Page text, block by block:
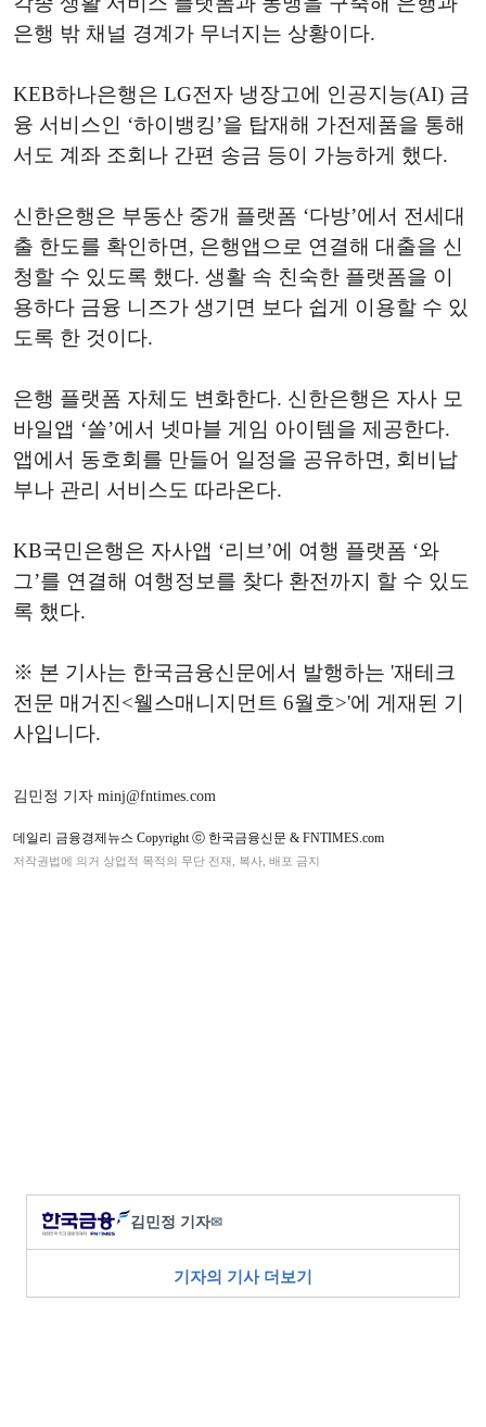
은행 밖 채널 경계가 무너지는 상황이다.
KEB하나은행은 LG전자 냉장고에 인공지능(AI) 금
융 서비스인 ‘하이뱅킹’을 탑재해 가전제품을 통해
서도 계좌 조회나 간편 송금 등이 가능하게 했다.
신한은행은 부동산 중개 플랫폼 ‘다방’에서 전세대
출 한도를 확인하면, 은행앱으로 연결해 대출을 신
청할 수 있도록 했다. 생활 속 친숙한 플랫폼을 이
용하다 금융 니즈가 생기면 보다 쉽게 이용할 수 있
도록 한 것이다.
은행 플랫폼 자체도 변화한다. 신한은행은 자사 모
바일앱 ‘쏠’에서 넷마블 게임 아이템을 제공한다.
앱에서 동호회를 만들어 일정을 공유하면, 회비납
부나 관리 서비스도 따라온다.
KB국민은행은 자사앱 ‘리브’에 여행 플랫폼 ‘와
그’를 연결해 여행정보를 찾다 환전까지 할 수 있도
록 했다.
※ 본 기사는 한국금융신문에서 발행하는 '재테크
전문 매거진<웰스매니지먼트 6월호>'에 게재된 기
사입니다.
김민정 기자 minj@fntimes.com
데일리 금융경제뉴스 Copyright ⓒ 한국금융신문 & FNTIMES.com
저작권법에 의거 상업적 목적의 무단 전재, 복사, 배포 금지
김민정 기자✉
기자의 기사 더보기